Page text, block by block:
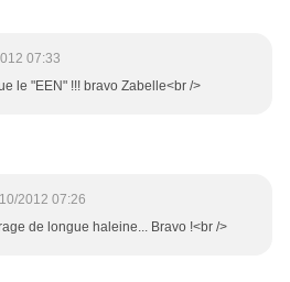
07:33
le "EEN" !!! bravo Zabelle<br />
2012 07:26
de longue haleine... Bravo !<br />